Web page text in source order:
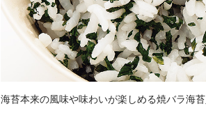
海苔本来の風味や味わいが楽しめる焼バラ海